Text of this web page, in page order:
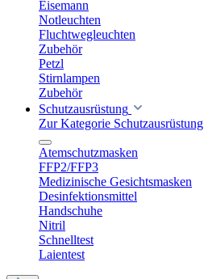
Eisemann
Notleuchten
Fluchtwegleuchten
Zubehör
Petzl
Stirnlampen
Zubehör
Schutzausrüstung
Zur Kategorie Schutzausrüstung
Atemschutzmasken
FFP2/FFP3
Medizinische Gesichtsmasken
Desinfektionsmittel
Handschuhe
Nitril
Schnelltest
Laientest